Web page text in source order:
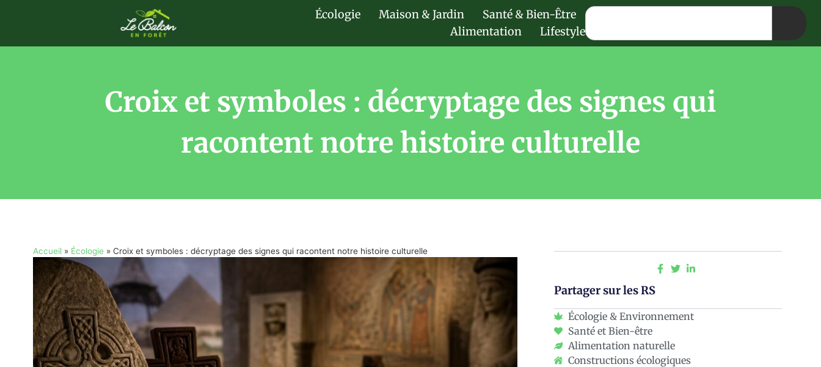
Écologie Maison & Jardin
Santé & Bien-Être
Alimentation
Lifestyle
Croix et symboles : décryptage des signes qui
racontent notre histoire culturelle
Accueil» Écologie » Croix et symboles : décryptage des signes qui racontent notre histoire culturelle
Partager sur les RS
Écologie & Environnement
Santé et Bien-être
Alimentation naturelle
Constructions écologiques